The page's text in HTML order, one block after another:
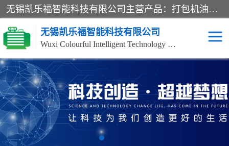
无锡凯乐福智能科技有限公司主营产品：打包机油泵、风冷式油冷却器、液压阀、液压泵、冷却器、过滤器及气动元器件。公司主导生产齿轮泵、齿轮马达、液压阀等产品。共计100多个系列、3000余种规格。覆盖了液压系统的动力元件、控制元件和执行元件，具备较强的成套供货、服务能力。
无锡凯乐福智能科技有限公司
Wuxi Colourful Intelligent Technology Co., Ltd
齿轮泵 机床冷却泵
风冷式油冷却器 叶片泵
液压马达